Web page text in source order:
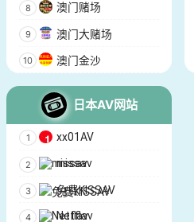
澳门赌场
澳门大赌场
澳门金沙
日本AV网站
xx01AV
missav
免费KISSAV
Netflav